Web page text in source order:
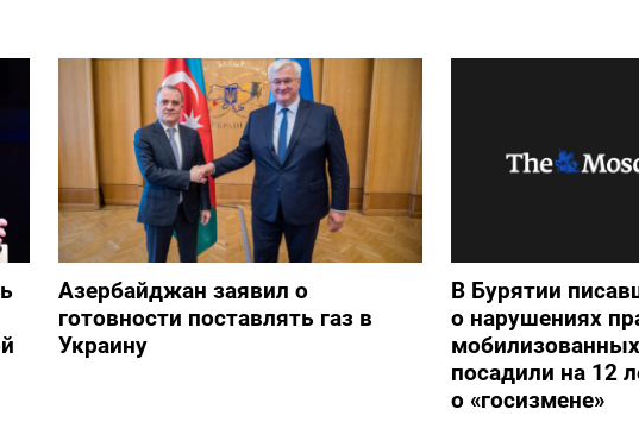
Азербайджан заявил о
готовности поставлять газ в
Украину
В Бурятии
о нарушениях
посадили на 12
о «госизмене»